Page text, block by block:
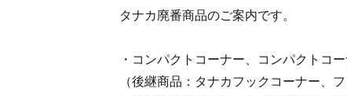
タナカ廃番商品のご案内です。
・コンパクトコーナー、コンパクトコ
（後継商品：タナカフックコーナー、